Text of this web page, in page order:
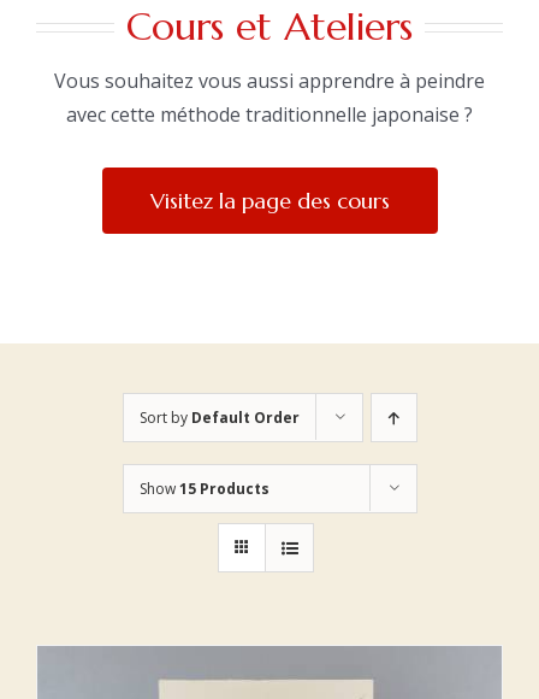
Cours et Ateliers
Vous souhaitez vous aussi apprendre à peindre
avec cette méthode traditionnelle japonaise ?
Visitez la page des cours
Sort by Default Order
Show15 Products